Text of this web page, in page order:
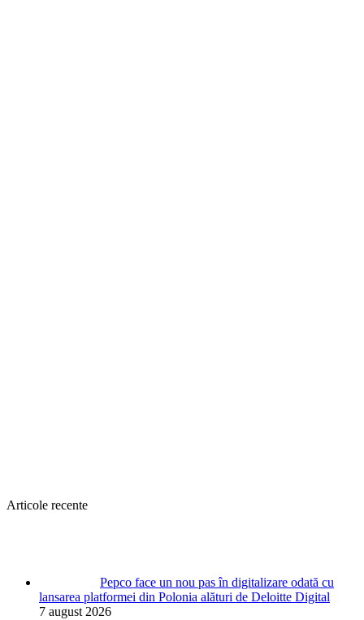
Articole recente
Pepco face un nou pas în digitalizare odată cu
lansarea platformei din Polonia alături de Deloitte Digital
7 august 2026